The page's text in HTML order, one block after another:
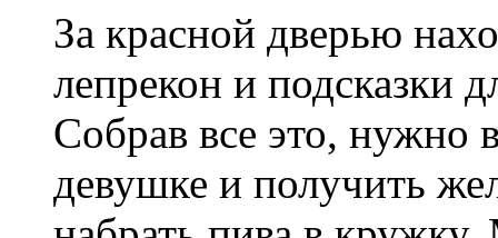
За красной дверью
лепрекон и подсказки
Собрав все это, нужно
девушке и получить